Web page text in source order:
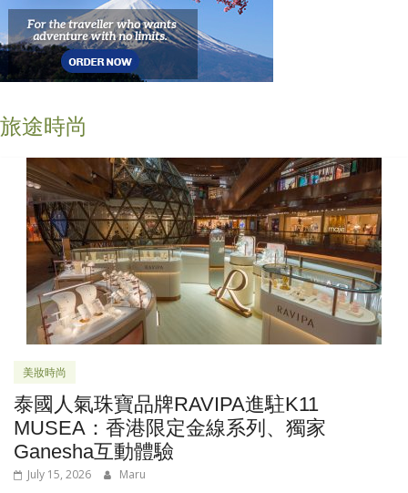
旅途時尚
美妝時尚
泰國人氣珠寶品牌RAVIPA進駐K11
MUSEA：香港限定金線系列、獨家
Ganesha互動體驗
July 15, 2026 Maru